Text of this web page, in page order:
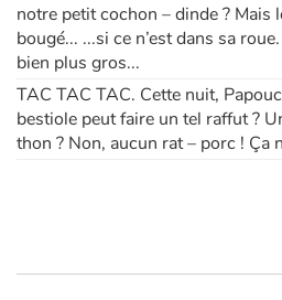
Nos listes de lecture
Les plus lus
Coups de coeur
notre petit cochon – dinde ? Mais
bougé... ...si ce n’est dans sa
bien plus gros...
TAC TAC TAC. Cette nuit,
bestiole peut faire un tel raffut ?
thon ? Non, aucun rat – porc ! Ça